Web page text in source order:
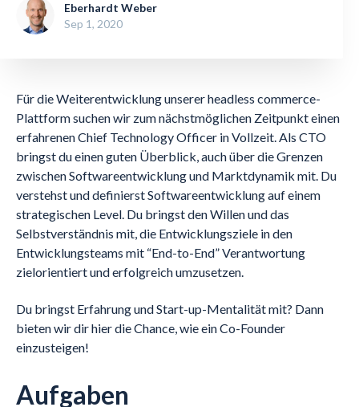
Eberhardt Weber
Sep 1, 2020
Für die Weiterentwicklung unserer headless commerce-
Plattform suchen wir zum nächstmöglichen Zeitpunkt einen
erfahrenen Chief Technology Officer in Vollzeit. Als CTO
bringst du einen guten Überblick, auch über die Grenzen
zwischen Softwareentwicklung und Marktdynamik mit. Du
verstehst und definierst Softwareentwicklung auf einem
strategischen Level. Du bringst den Willen und das
Selbstverständnis mit, die Entwicklungsziele in den
Entwicklungsteams mit “End-to-End” Verantwortung
zielorientiert und erfolgreich umzusetzen.
Du bringst Erfahrung und Start-up-Mentalität mit? Dann
bieten wir dir hier die Chance, wie ein Co-Founder
einzusteigen!
Aufgaben